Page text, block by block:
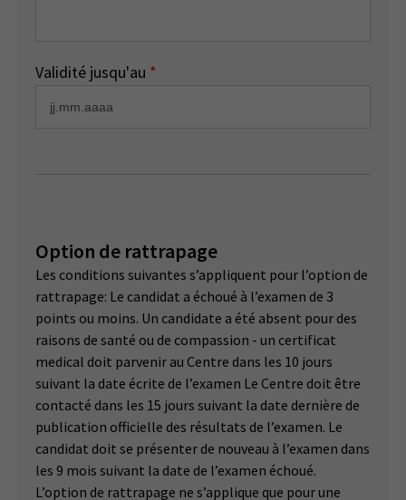
Validité jusqu'au *
Option de rattrapage
Les conditions suivantes s’appliquent pour l’option de
rattrapage: Le candidat a échoué à l’examen de 3
points ou moins. Un candidate a été absent pour des
raisons de santé ou de compassion - un certificat
medical doit parvenir au Centre dans les 10 jours
suivant la date écrite de l’examen Le Centre doit être
contacté dans les 15 jours suivant la date dernière de
publication officielle des résultats de l’examen. Le
candidat doit se présenter de nouveau à l’examen dans
les 9 mois suivant la date de l’examen échoué.
L’option de rattrapage ne s’applique que pour une